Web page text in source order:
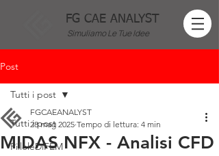
FG CAE ANALYST
Simuliamo Le Tue Idee
Post
Tutti i post
PilloleDiFEM
Tutti i post
MIDAS NFX - Analisi CFD
FGCAEANALYST
28 mag 2025 Tempo di lettura: 4 min